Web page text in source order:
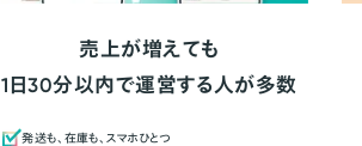
売上が増えても
1日30分以内で運営する人が多数
発送も、在庫も、スマホひとつ